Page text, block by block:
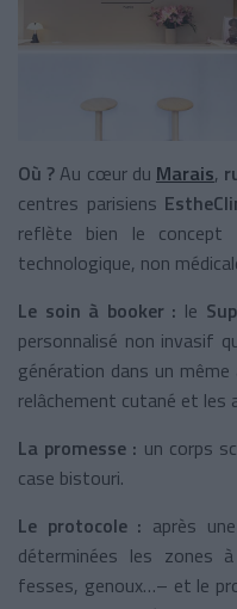
Où ?Au cœur du Marais,
centres parisiens
reflète bien le concept
technologique, non
Le soin à booker : le
personnalisé non invasif
génération dans un même
relâchement cutané et les
La promesse : un corps
case bistouri.
Le protocole : après
déterminées les zones
fesses, genoux…– et le